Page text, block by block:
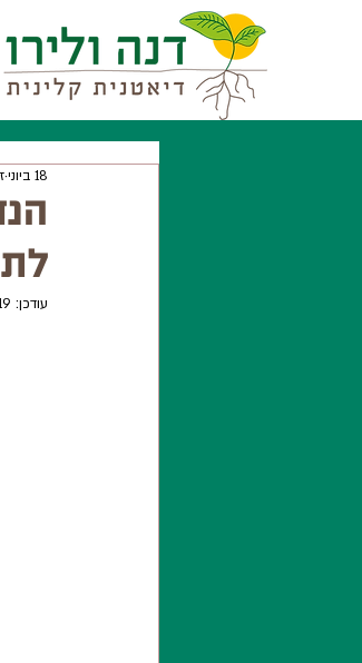
18 ביוני
עודכן: 19